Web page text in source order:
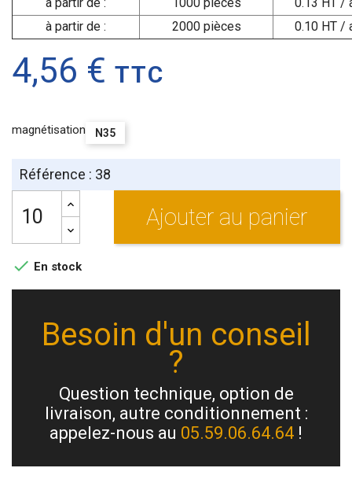
à partir de :
2000 pièces 0.10 HT /
4,56 € TTC
magnétisation N35
Référence : 38
Ajouter au panier
 En stock
Besoin d'un conseil
?
Question technique, option de
livraison, autre conditionnement :
appelez-nous au 05.59.06.64.64 !